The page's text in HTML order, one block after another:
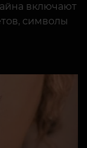
включают
символы